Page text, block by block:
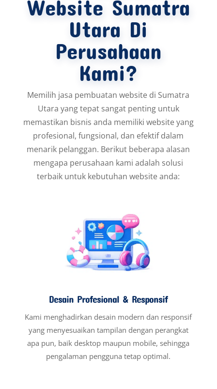
Website Sumatra
Utara Di
Perusahaan
Kami?
Memilih jasa pembuatan website di Sumatra
Utara yang tepat sangat penting untuk
memastikan bisnis anda memiliki website yang
profesional, fungsional, dan efektif dalam
menarik pelanggan. Berikut beberapa alasan
mengapa perusahaan kami adalah solusi
terbaik untuk kebutuhan website anda:
Desain Profesional & Responsif
Kami menghadirkan desain modern dan responsif
yang menyesuaikan tampilan dengan perangkat
apa pun, baik desktop maupun mobile, sehingga
pengalaman pengguna tetap optimal.